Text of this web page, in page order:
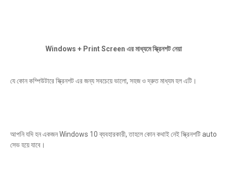
Windows + Print Screen এর মাধ্যমে স্ক্রিনশট নেয়া
যে কোন কম্পিউটারে স্ক্রিনশট এর জন্য সবচেয়ে ভালো, সহজ ও দ্রুত মাধ্যম হল এটি।
আপনি যদি হন একজন Windows 10 ব্যবহারকারী, তাহলে কোন কথাই নেই স্ক্রিনশটি auto
সেভ হয়ে যাবে।